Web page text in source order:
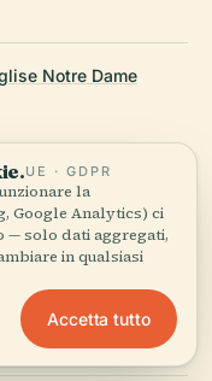
Notre Dame
2025,
Notre Dame
UE · GDPR
la
Google Analytics) ci
— solo dati aggregati,
in qualsiasi
Accetta tutto